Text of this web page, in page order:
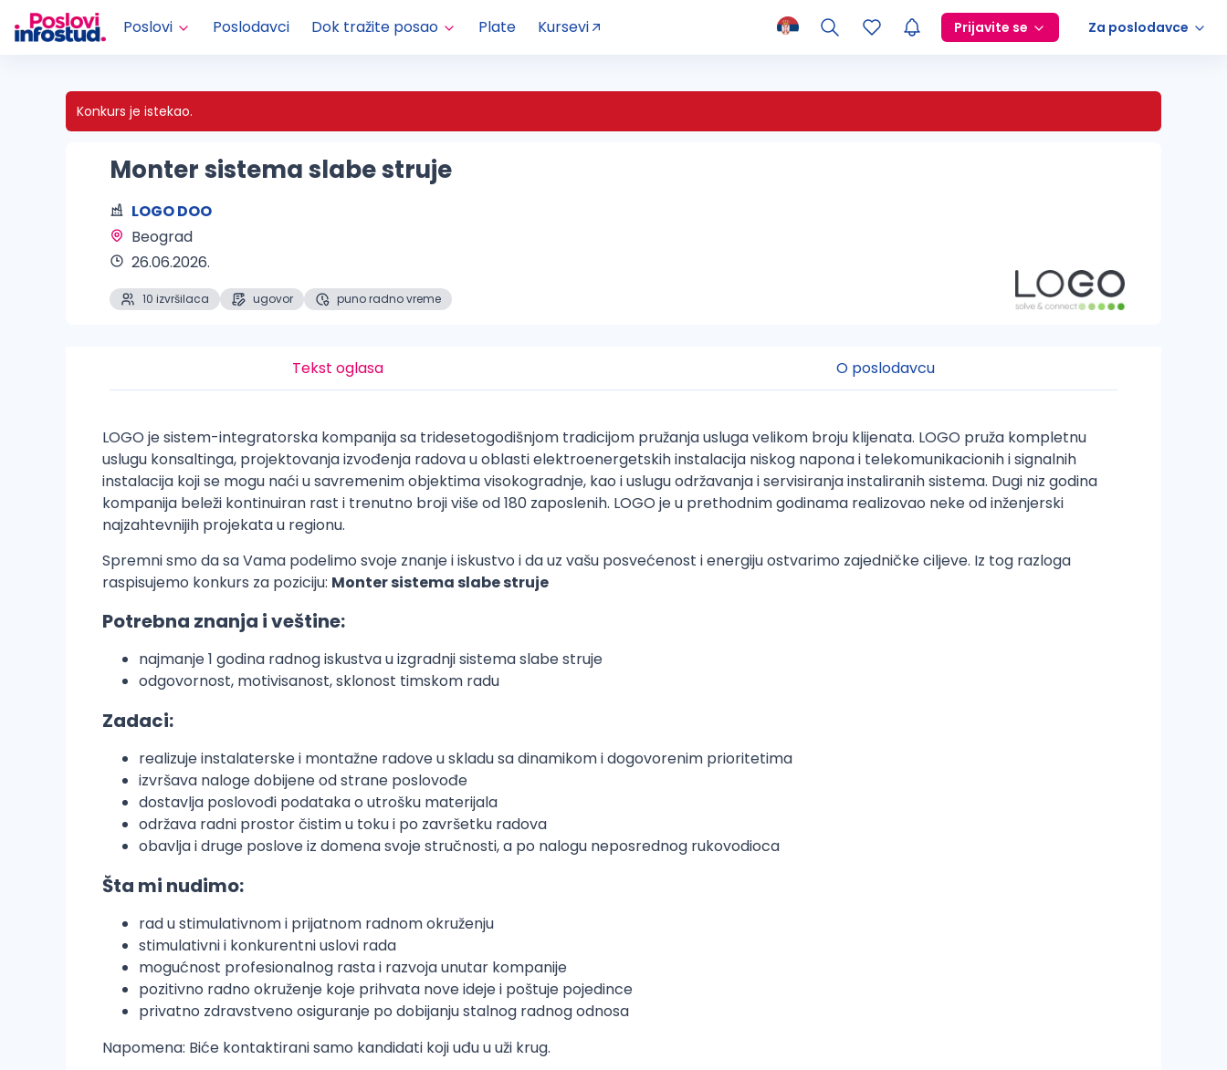
Poslovi Poslodavci Dok tražite posao Plate Kursevi Prijavite se Za poslodavce
Konkurs je istekao.
Monter sistema slabe struje
LOGO DOO
Beograd
26.06.2026.
10 izvršilaca ugovor puno radno vreme
Tekst oglasa O poslodavcu
LOGO je sistem-integratorska kompanija sa tridesetogodišnjom tradicijom pružanja usluga velikom broju klijenata. LOGO pruža kompletnu
uslugu konsaltinga, projektovanja izvođenja radova u oblasti elektroenergetskih instalacija niskog napona i telekomunikacionih i signalnih
instalacija koji se mogu naći u savremenim objektima visokogradnje, kao i uslugu održavanja i servisiranja instaliranih sistema. Dugi niz godina
kompanija beleži kontinuiran rast i trenutno broji više od 180 zaposlenih. LOGO je u prethodnim godinama realizovao neke od inženjerski
najzahtevnijih projekata u regionu.
Spremni smo da sa Vama podelimo svoje znanje i iskustvo i da uz vašu posvećenost i energiju ostvarimo zajedničke ciljeve. Iz tog razloga
raspisujemo konkurs za poziciju: Monter sistema slabe struje
Potrebna znanja i veštine:
najmanje 1 godina radnog iskustva u izgradnji sistema slabe struje
odgovornost, motivisanost, sklonost timskom radu
Zadaci:
realizuje instalaterske i montažne radove u skladu sa dinamikom i dogovorenim prioritetima
izvršava naloge dobijene od strane poslovođe
dostavlja poslovođi podataka o utrošku materijala
održava radni prostor čistim u toku i po završetku radova
obavlja i druge poslove iz domena svoje stručnosti, a po nalogu neposrednog rukovodioca
Šta mi nudimo:
rad u stimulativnom i prijatnom radnom okruženju
stimulativni i konkurentni uslovi rada
mogućnost profesionalnog rasta i razvoja unutar kompanije
pozitivno radno okruženje koje prihvata nove ideje i poštuje pojedince
privatno zdravstveno osiguranje po dobijanju stalnog radnog odnosa
Napomena: Biće kontaktirani samo kandidati koji uđu u uži krug.